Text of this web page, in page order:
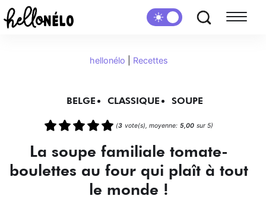
hellonélo Recettes
BELGE CLASSIQUE SOUPE
(3 vote(s), moyenne: 5,00 sur 5)
La soupe familiale tomate-
boulettes au four qui plaît à tout
le monde !